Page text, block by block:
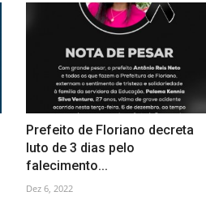
Prefeito de Floriano decreta
luto de 3 dias pelo
falecimento...
Dez 6, 2022